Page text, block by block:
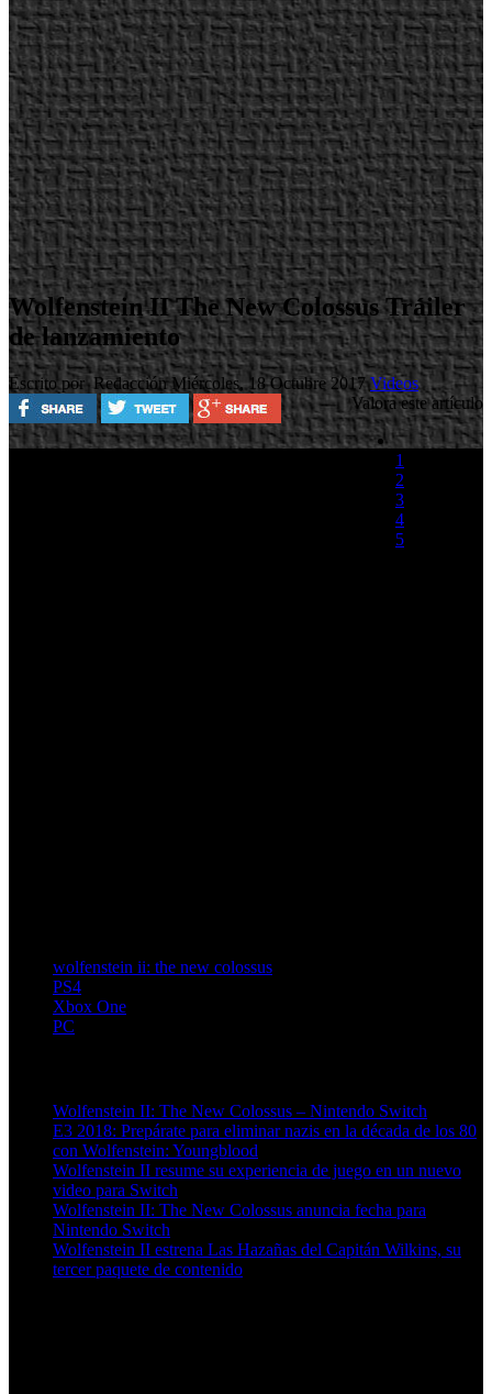
Wolfenstein II The New Colossus Tráiler
de lanzamiento
Escrito por RedacciónMiércoles, 18 Octubre 2017Videos
Valora este artículo
1
2
3
4
5
wolfenstein ii: the new colossus
PS4
Xbox One
PC
Wolfenstein II: The New Colossus – Nintendo Switch
E3 2018: Prepárate para eliminar nazis en la década de los 80
con Wolfenstein: Youngblood
Wolfenstein II resume su experiencia de juego en un nuevo
video para Switch
Wolfenstein II: The New Colossus anuncia fecha para
Nintendo Switch
Wolfenstein II estrena Las Hazañas del Capitán Wilkins, su
tercer paquete de contenido